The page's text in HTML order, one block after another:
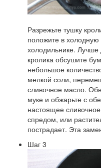
Разрежьте тушку
положите в холодную
холодильнике.
кролика обсушите
небольшое
мелкой соли,
сливочное масло.
муке и обжарьте с
настоящее
спредом, или
пострадает. Эта
Шаг 3